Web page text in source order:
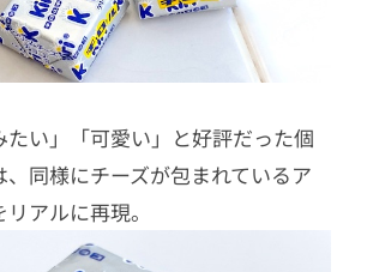
たい」「可愛い」と好評だった個
同様にチーズが包まれているア
アルに再現。